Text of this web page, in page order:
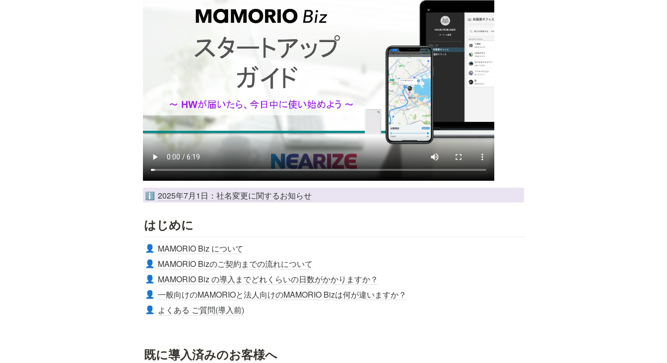
ℹ️ 2025年7月1日：社名変更に関するお知らせ
はじめに
👤 MAMORIO Biz について
👤 MAMORIO Bizのご契約までの流れについて
👤 MAMORIO Biz の導入までどれくらいの日数がかかりますか？
👤 一般向けのMAMORIOと法人向けのMAMORIO Bizは何が違いますか？
👤 よくある ご質問(導入前)
既に導入済みのお客様へ